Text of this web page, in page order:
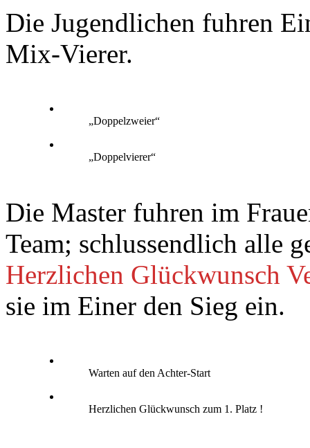
Die Jugendlichen fuhren
Mix-Vierer.
„Doppelzweier“
„Doppelvierer“
Die Master fuhren im
Team; schlussendlich alle
Herzlichen Glückwunsch
sie im Einer den Sieg ein.
Warten auf den Achter-Start
Herzlichen Glückwunsch zum 1. Platz !